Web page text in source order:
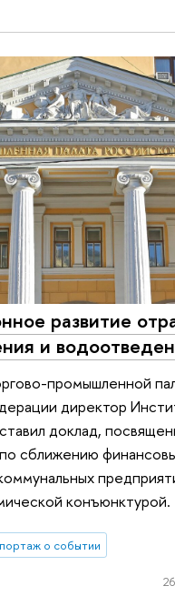
развитие
и
промышленной
директор
доклад,
сближению
конъюнктурой.
о событии